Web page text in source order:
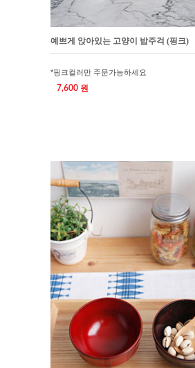
예쁘게 앉아있는 고양이 밥주걱 (핑크)
*핑크컬러만 주문가능하세요
7,600 원